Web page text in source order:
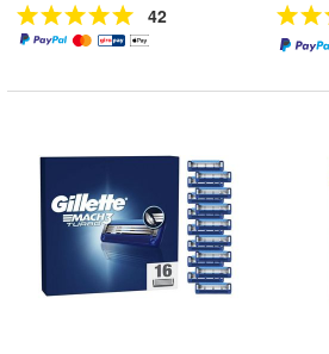
42